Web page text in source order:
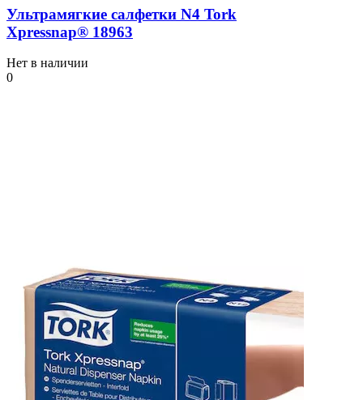
Ультрамягкие салфетки N4 Tork
Xpressnap® 18963
Нет в наличии
0